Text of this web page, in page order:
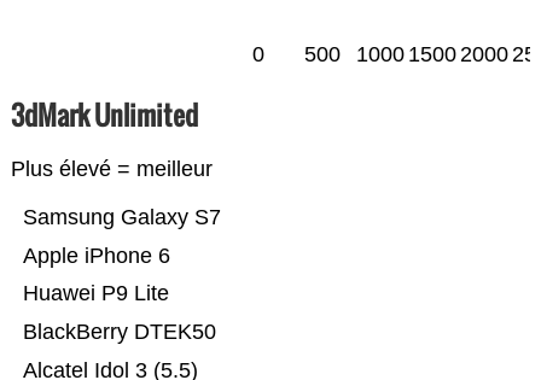
0 500 1000 15002000
3dMark Unlimited
Plus élevé = meilleur
Alcatel Idol 3 (5.5)
BlackBerry DTEK50
Huawei P9 Lite
Apple iPhone 6
Samsung Galaxy S7